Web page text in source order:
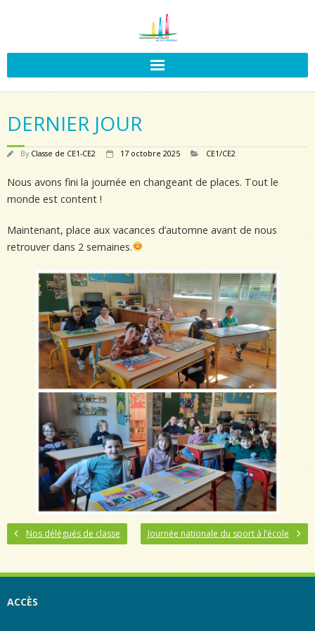
DERNIER JOUR
By Classe de CE1-CE2 17 octobre 2025 CE1/CE2
Nous avons fini la journée en changeant de places. Tout le
monde est content !
Maintenant, place aux vacances d’automne avant de nous
retrouver dans 2 semaines.
Nos délégués de classe Journée nationale du sport à l’école
ACCÈS